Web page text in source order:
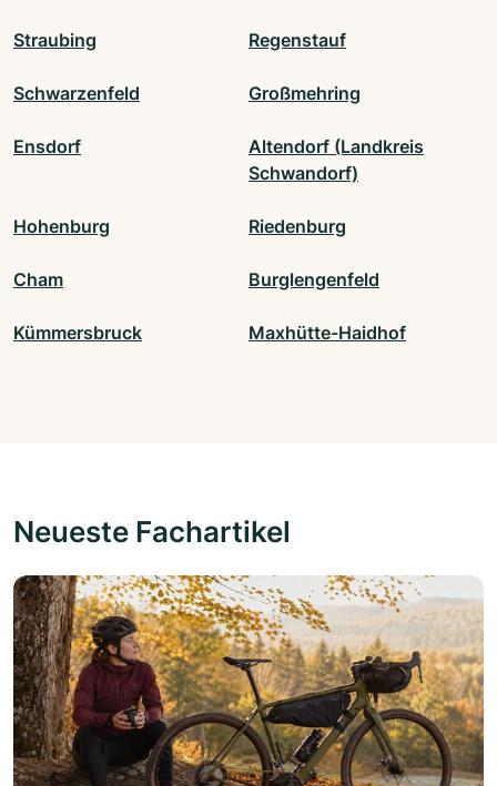
Straubing Regenstauf
Schwarzenfeld Großmehring
Ensdorf
Altendorf (Landkreis
Schwandorf)
Hohenburg Riedenburg
Cham Burglengenfeld
Kümmersbruck Maxhütte-Haidhof
Neueste Fachartikel